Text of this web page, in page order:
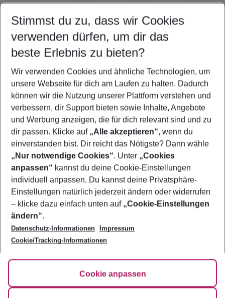
Quicklinks
Frübucher Angebote St. Constantine für 2026
Flug & Hotel St. Constantine
Last Minute St. Constantine
Urlaub St. Constantine
Footer
Footer navigation
Über uns
AGB
Bestpreisgarantie
Cookie-Einstellungen ändern
Cookie-Richtlinie
Impressum
Agenturbetreuung
Barrierefreies Reisen
HanseMerkur Reiseversicherung
Hilfe & Kontakt
Folge uns
Stimmst du zu, dass wir Cookies
verwenden dürfen, um dir das
beste Erlebnis zu bieten?
Wir verwenden Cookies und ähnliche Technologien, um
unsere Webseite für dich am Laufen zu halten. Dadurch
können wir die Nutzung unserer Plattform verstehen und
verbessern, dir Support bieten sowie Inhalte, Angebote
und Werbung anzeigen, die für dich relevant sind und zu
dir passen. Klicke auf „Alle akzeptieren“, wenn du
einverstanden bist. Dir reicht das Nötigste? Dann wähle
„Nur notwendige Cookies“. Unter „Cookies
anpassen“ kannst du deine Cookie-Einstellungen
individuell anpassen. Du kannst deine Privatsphäre-
Einstellungen natürlich jederzeit ändern oder widerrufen
– klicke dazu einfach unten auf „Cookie-Einstellungen
ändern“.
Datenschutz-Informationen
Impressum
Cookie/Tracking-Informationen
Cookie anpassen